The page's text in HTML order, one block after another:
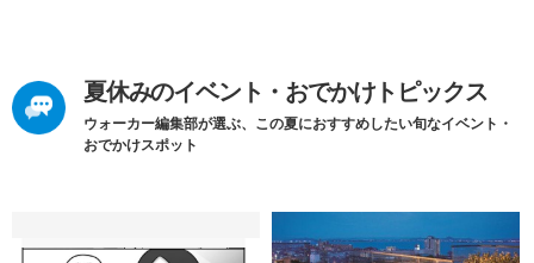
夏休みのイベント・おでかけトピックス
ウォーカー編集部が選ぶ、この夏におすすめしたい旬なイベント・
おでかけスポット